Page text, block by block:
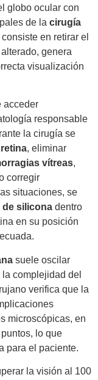
globo ocular con
de la cirugía
consiste en retirar el
genera
visualización
acceder
responsable
la cirugía se
, eliminar
vítreas,
corregir
situaciones, se
de silicona dentro
en su posición
suele oscilar
complejidad del
verifica que la
microscópicas, en
lo que
para el paciente.
la visión al 100